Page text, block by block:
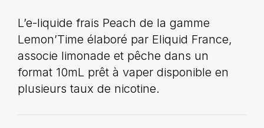
L’e-liquide frais Peach de la gamme
Lemon’Time élaboré par Eliquid France,
associe limonade et pêche dans un
format 10mL prêt à vaper disponible en
plusieurs taux de nicotine.